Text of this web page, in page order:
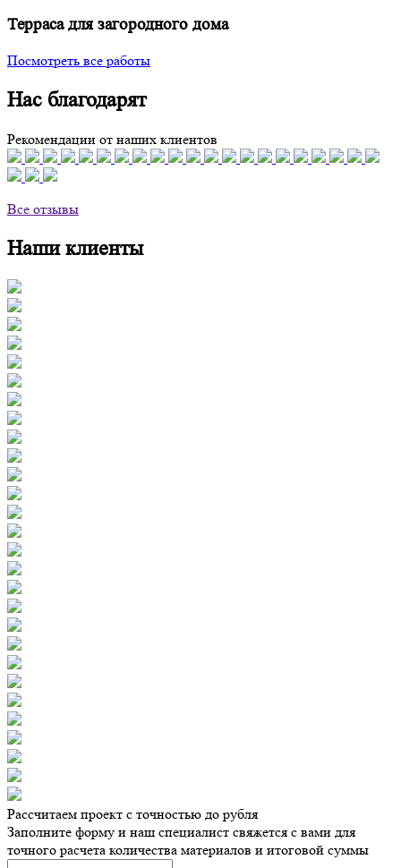
Терраса для загородного дома
Посмотреть все работы
Нас благодарят
Рекомендации от наших клиентов
Все отзывы
Наши клиенты
Рассчитаем проект с точностью до рубля
Заполните форму и наш специалист свяжется с вами для
точного расчета количества материалов и итоговой суммы